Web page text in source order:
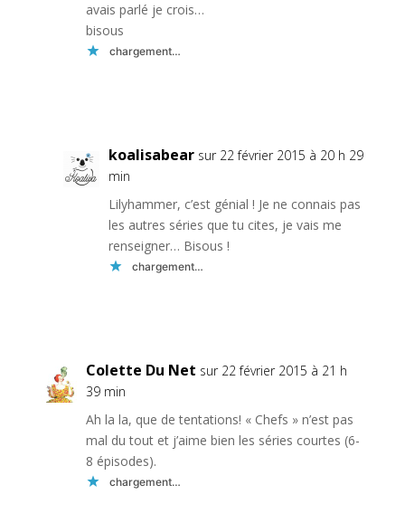
avais parlé je crois…
bisous
chargement…
koalisabear sur 22 février 2015 à 20 h 29
min
Lilyhammer, c’est génial ! Je ne connais pas
les autres séries que tu cites, je vais me
renseigner… Bisous !
chargement…
Colette Du Net sur 22 février 2015 à 21 h
39 min
Ah la la, que de tentations! « Chefs » n’est pas
mal du tout et j’aime bien les séries courtes (6-
8 épisodes).
chargement…